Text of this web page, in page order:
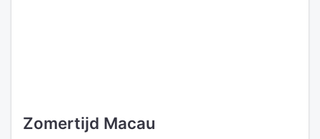
Zomertijd Macau